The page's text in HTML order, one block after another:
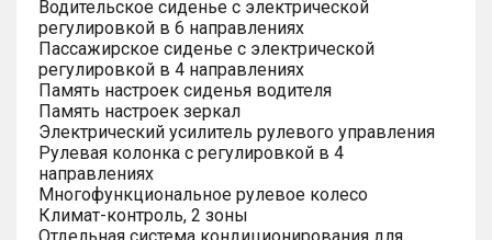
Водительское сиденье с электрической
регулировкой в 6 направлениях
Пассажирское сиденье с электрической
регулировкой в 4 направлениях
Память настроек сиденья водителя
Память настроек зеркал
Электрический усилитель рулевого управления
Рулевая колонка с регулировкой в 4
направлениях
Многофункциональное рулевое колесо
Климат-контроль, 2 зоны
Отдельная система кондиционирования для